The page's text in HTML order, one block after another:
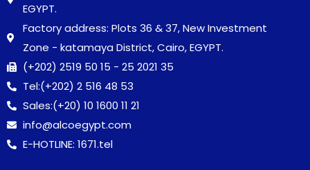
EGYPT.
Factory address: Plots 36 & 37, New Investment
Zone - katamaya District, Cairo, EGYPT.
(+202) 2519 50 15 - 25 2021 35
Tel:(+202) 2 516 48 53
Sales:(+20) 10 1600 11 21
info@alcoegypt.com
E-HOTLINE: 1671.tel